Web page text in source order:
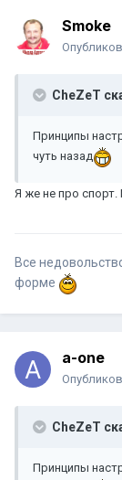
Smoke
CheZeT
Принципы
чуть назад
Я же не про
Все
форме
a-one
CheZeT
Принципы